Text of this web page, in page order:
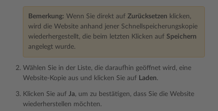
Bemerkung: Wenn Sie direkt auf Zurücksetzen klicken,
wird die Website anhand jener Schnellspeicherungskopie
wiederhergestellt, die beim letzten Klicken auf Speichern
angelegt wurde.
Wählen Sie in der Liste, die daraufhin geöffnet wird, eine
Website-Kopie aus und klicken Sie auf Laden.
Klicken Sie auf Ja, um zu bestätigen, dass Sie die Website
wiederherstellen möchten.